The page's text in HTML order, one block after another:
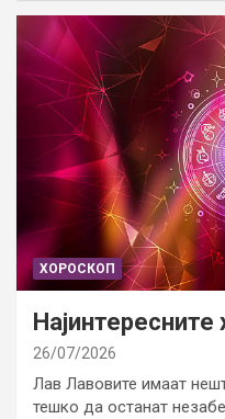
ХОРОСКОП
26/07/2026
Лав Лавовите имаат
тешко да останат